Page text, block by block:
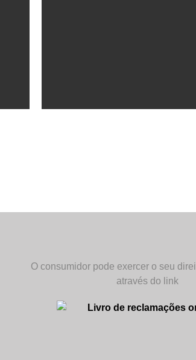
O consumidor pode exercer o seu
através do link